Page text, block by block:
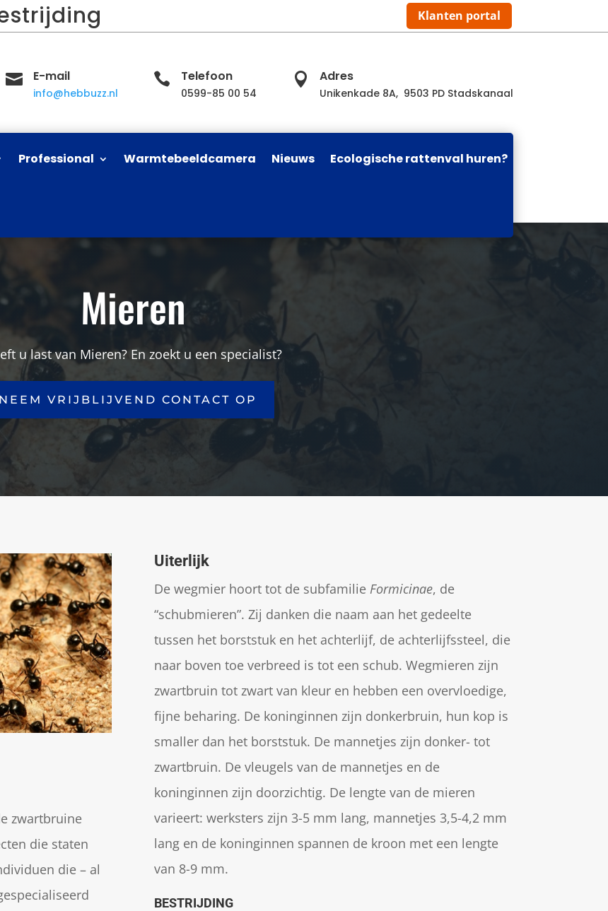
Klanten portal
 E-mail
info@hebbuzz.nl
 Telefoon
0599-85 00 54
 Adres
Unikenkade 8A, 9503 PD Stadskanaal
Professional Warmtebeeldcamera Nieuws Ecologische rattenval huren?
Mieren
u last van Mieren? En zoekt u een specialist?
NEEM VRIJBLIJVEND CONTACT OP
zwartbruine
die staten
die – al
Uiterlijk
De wegmier hoort tot de subfamilie Formicinae, de
“schubmieren”. Zij danken die naam aan het gedeelte
tussen het borststuk en het achterlijf, de achterlijfssteel, die
naar boven toe verbreed is tot een schub. Wegmieren zijn
zwartbruin tot zwart van kleur en hebben een overvloedige,
fijne beharing. De koninginnen zijn donkerbruin, hun kop is
smaller dan het borststuk. De mannetjes zijn donker- tot
zwartbruin. De vleugels van de mannetjes en de
koninginnen zijn doorzichtig. De lengte van de mieren
varieert: werksters zijn 3-5 mm lang, mannetjes 3,5-4,2 mm
lang en de koninginnen spannen de kroon met een lengte
van 8-9 mm.
BESTRIJDING